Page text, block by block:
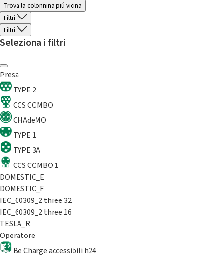
Trova la colonnina piú vicina
Filtri
Filtri
Seleziona i filtri
Presa
TYPE 2
CCS COMBO
CHAdeMO
TYPE 1
TYPE 3A
CCS COMBO 1
DOMESTIC_E
DOMESTIC_F
IEC_60309_2 three 32
IEC_60309_2 three 16
TESLA_R
Operatore
Be Charge accessibili h24